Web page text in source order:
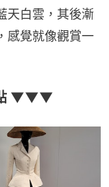
天白雲，其後漸
感覺就像觀賞一
點 ▼▼▼